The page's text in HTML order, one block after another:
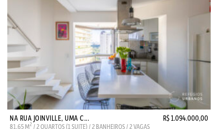
NA RUA JOINVILLE, UMA C... R$ 1.094.000,00
81.65 M2 / 2 QUARTOS (1 SUITE) / 2 BANHEIROS / 2 VAGAS